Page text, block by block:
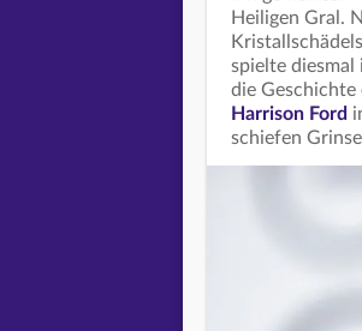
Heiligen Gral.
spielte diesmal
die Geschichte
Harrison Ford
schiefen